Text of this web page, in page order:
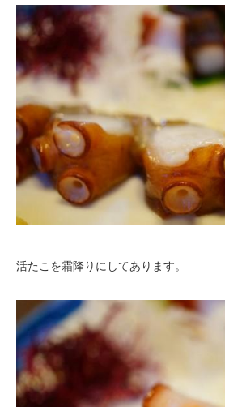
活たこを霜降りにしてあります。